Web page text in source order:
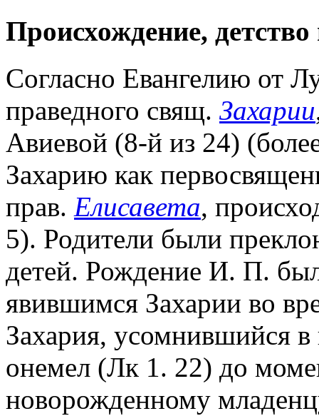
Происхождение,
Согласно Евангелию от
праведного свящ. Захарии
Авиевой (8-й из 24)
Захарию как
прав. Елисавета,
5). Родители были
детей. Рождение И. П.
явившимся Захарии во
Захария, усомнившийся в
онемел (Лк 1. 22) до
новорожденному